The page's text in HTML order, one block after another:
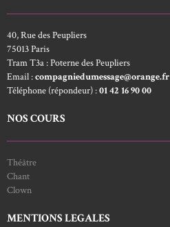
40, Rue des Peupliers
75013 Paris
Tram T3a : Poterne des Peupliers
Email :compagniedumessage@orange.fr
Téléphone (répondeur) :01 42 16 90 00
NOS COURS
Théâtre
Chant
Clown
MENTIONS LEGALES